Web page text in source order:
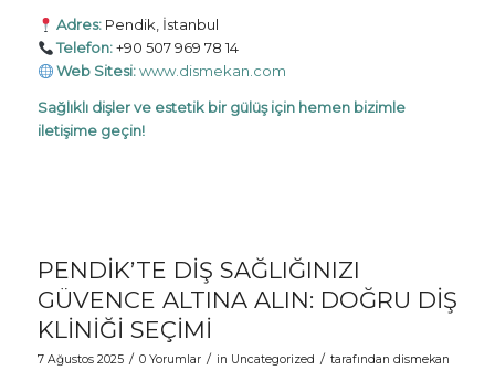
Adres: Pendik, İstanbul
Telefon:+90 507 969 78 14
Web Sitesi: www.dismekan.com
Sağlıklı dişler ve estetik bir gülüş için hemen bizimle
iletişime geçin!
PENDIK’TE DIŞ SAĞLIĞINIZI
GÜVENCE ALTINA ALIN: DOĞRU DIŞ
KLINIĞI SEÇIMI
7 Ağustos 2025 / 0 Yorumlar / in Uncategorized / tarafından dismekan